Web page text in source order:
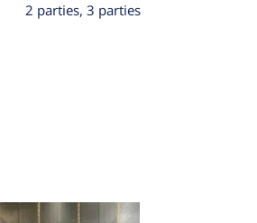
2 parties, 3 parties